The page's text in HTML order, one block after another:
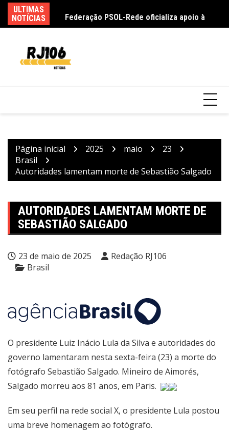
para
o
ULTIMAS
NOTÍCIAS
é
candidatura de Lula à reeleição
Página inicial 2025 maio
23
Brasil
Autoridades lamentam morte de Sebastião Salgado
AUTORIDADES LAMENTAM MORTE DE
SEBASTIÃO SALGADO
23 de maio de 2025
Redação RJ106
Brasil
O presidente Luiz Inácio Lula da Silva e autoridades do
governo lamentaram nesta sexta-feira (23) a morte do
fotógrafo Sebastião Salgado. Mineiro de Aimorés,
Salgado morreu aos 81 anos, em Paris.
Em seu perfil na rede social X, o presidente Lula postou
uma breve homenagem ao fotógrafo.